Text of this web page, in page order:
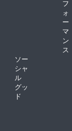
フ
ォ
ー
マ
ン
ス
ソー
シャ
ル
グッ
ド